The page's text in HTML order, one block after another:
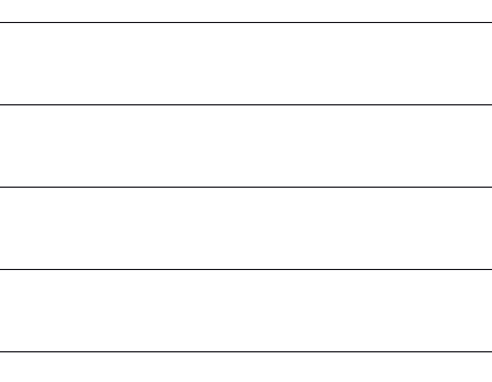
Košický kraj
Ljubljana
Ben Arous Ben
місто Київ
Central Luzon